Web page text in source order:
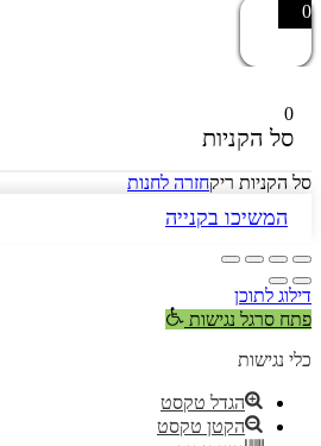
0
0
סל הקניות
סל הקניות ריקחזרה לחנות
המשיכו בקנייה
דילוג לתוכן
פתח סרגל נגישות
כלי נגישות
הגדל טקסט
הקטן טקסט